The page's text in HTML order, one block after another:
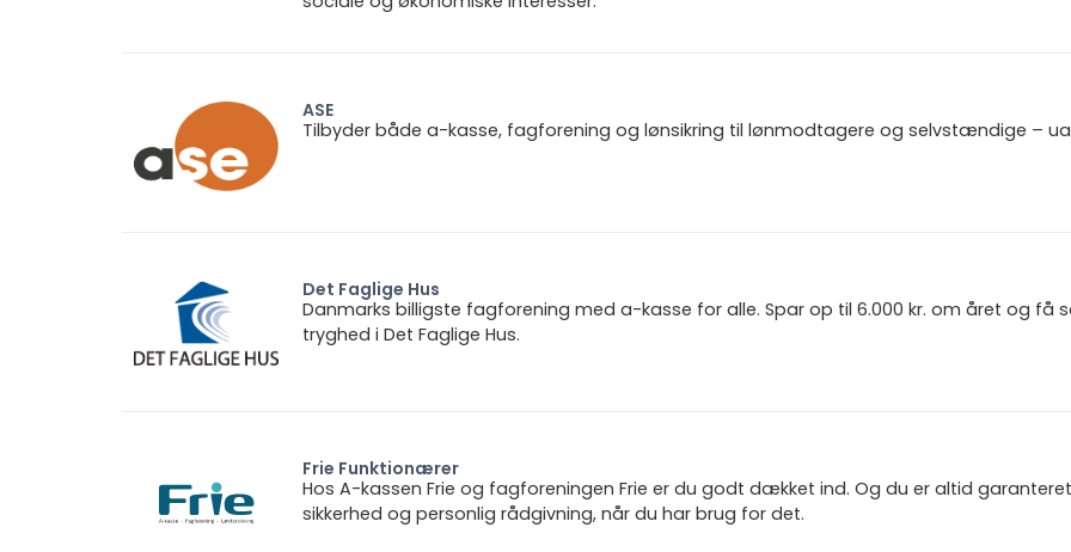
ASE
Tilbyder både a-kasse, fagforening og lønsikring til lønmodtagere og selvstændige –
Det Faglige Hus
Danmarks billigste fagforening med a-kasse for alle. Spar op til 6.000 kr. om året og få
tryghed i Det Faglige Hus.
Frie Funktionærer
Hos A-kassen Frie og fagforeningen Frie er du godt dækket ind. Og du er altid
sikkerhed og personlig rådgivning, når du har brug for det.